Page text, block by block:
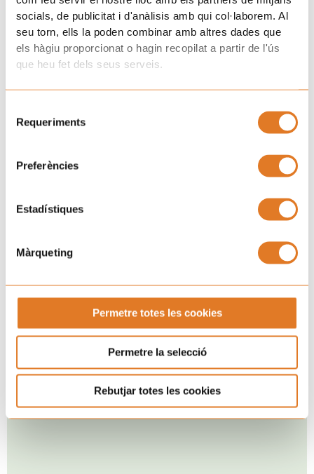
socials, de publicitat i d'anàlisis amb qui col·laborem. Al
seu torn, ells la poden combinar amb altres dades que
els hàgiu proporcionat o hagin recopilat a partir de l'ús
que heu fet dels seus serveis.
Requeriments
Preferències
Estadístiques
Màrqueting
Permetre totes les cookies
Permetre la selecció
Rebutjar totes les cookies
Gràcies, CENTRES EDUCATIUS!
SEGÜENT
Uneix-te a la família d'Afanoc